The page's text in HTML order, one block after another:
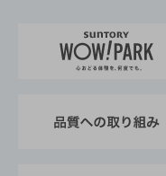
地域情報
サントリーサンバー
サントリーが考え
企業概要